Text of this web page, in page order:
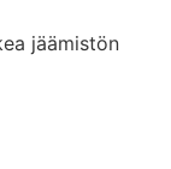
jäämistön